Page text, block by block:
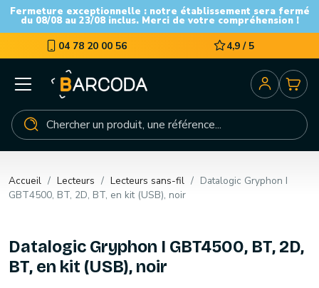
Fermeture exceptionnelle : notre établissement sera fermé
du 08/08 au 23/08 inclus. Merci de votre compréhension !
04 78 20 00 56 4,9 / 5
Accueil Lecteurs Lecteurs sans-fil
Datalogic Gryphon I
GBT4500, BT, 2D, BT, en kit (USB), noir
Datalogic Gryphon I GBT4500, BT, 2D,
BT, en kit (USB), noir